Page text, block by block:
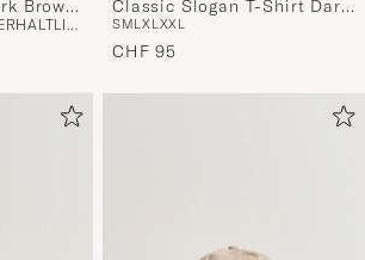
Brown
IN VIELEN GRÖSSEN ERHÄLTLICH
Classic Slogan T-Shirt Dark
Green
SMLXLXXL
CHF 95